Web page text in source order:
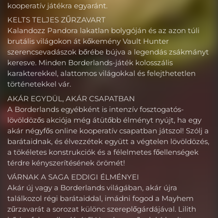
kooperatív játékra egyaránt.
KELTS TELJES ZŰRZAVART
Kalandozz Pandora lakatlan bolygóján és az azon túli
brutális világokon át kőkemény Vault Hunter
szerencsevadászok bőrébe bújva a legendás zsákmányt
keresve. Minden Borderlands-játék kolosszális
karakterekkel, alattomos világokkal és felejthetetlen
történetekkel vár.
AKÁR EGYDÜL, AKÁR CSAPATBAN
A Borderlands egyébként is intenzív fosztogatós-
lövöldözős akciója még átütőbb élményt nyújt, ha egy
akár négyfős online kooperatív csapatban játszol! Szólj a
barátaidnak, és élvezzétek együtt a végtelen lövöldözés,
a tökéletes konstrukciók és a félelmetes főellenségek
térdre kényszerítésének örömét!
VÁRNAK A SAGA EDDIGI ÉLMÉNYEI
Akár új vagy a Borderlands világában, akár újra
találkozol régi barátaiddal, imádni fogod a Mayhem
zűrzavarát a sorozat különc szereplőgárdájával. Lilith